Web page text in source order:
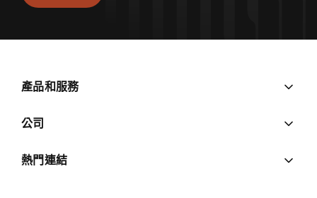
產品和服務
公司
熱門連結